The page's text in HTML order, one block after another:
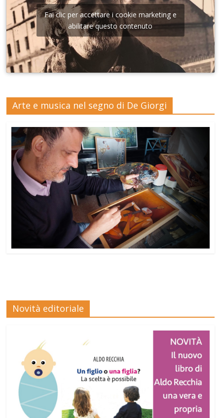
Fai clic per accettare i cookie marketing e
abilitare questo contenuto
Arte e musica nel segno di De Giorgi
Novità editoriale